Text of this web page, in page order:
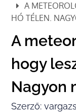
A
HÓ TÉLEN.
A
hogy
Nagyon
Szerző: